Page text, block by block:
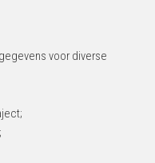
voor diverse